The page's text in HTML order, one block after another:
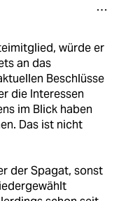
würde er
an das
Beschlüsse
die Interessen
im Blick haben
Das ist nicht
der Spagat, sonst